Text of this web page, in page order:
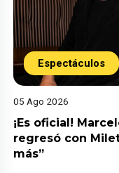
Espectáculos
05 Ago 2026
¡Es oficial!
regresó con
más”